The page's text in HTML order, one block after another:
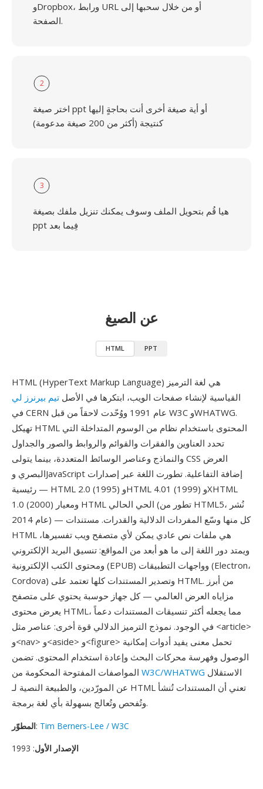
وDropbox، ورابط URL أو من خلال سحبها إلى
الصفحة.
2
اختر صيغة ppt أو أية صيغة أخرى أنت بحاجةٍ إليها
كنتيجة (أكثر من 200 صيغة مدعومة)
3
هيا قُم بتحويل الملف وسوف يمكنك تنزيل ملفك بصيغة
ppt فِيما بعد
عن الصيغ
HTML PPT
HTML (HyperText Markup Language) هي لغة الترميز
القياسية لإنشاء صفحات الويب، ابتكرها في الأصل تيم بيرنرز لي
في CERN عام 1991 ووُحّدت لاحقاً من قبل W3C وWHATWG.
تهيكل HTML المحتوى باستخدام نظام من الوسوم المتداخلة التي
تحدد العناوين والفقرات والقوائم والروابط والصور والجداول
والنماذج وعناصر الوسائط المتعددة، بينما يتولى CSS العرض
البصري وJavaScript إضافة التفاعلية. تطورت اللغة عبر إصدارات
رئيسية — HTML 2.0 (1995) وHTML 4.01 (1999) وXHTML
1.0 (2000) ومعيار HTML الحي الحالي (تطور من HTML5، نُشر
عام 2014) — كل منها وسّع المفردات الدلالية والقدرات. مستندات
HTML هي ملفات نص عادي يمكن لأي متصفح ويب تفسيرها،
ويمتد دور اللغة إلى ما هو أبعد من المواقع: تنسيق البريد الإلكتروني
ومحتوى الكتب الإلكترونية (EPUB) وواجهات التطبيقات (Electron،
Cordova) وتصدير المستندات كلها تعتمد على HTML. من أبرز
مزاياه العرض العالمي — كل جهاز حوسبة يحتوي على متصفح
يعرض محتوى HTML، مما يجعله أكثر تنسيقات المستندات دعماً
في الوجود. نموذج الترميز الدلالي قوة أخرى: عناصر مثل <article>
و<nav> و<aside> و<figure> تحمل معنى يفيد أدوات إمكانية
الوصول وفهرسة محركات البحث وإعادة استخدام المحتوى. تضمن
W3C/WHATWG
عن المورّدين، والطبيعة النصية لـ HTML تعني أن المستندات تُنشأ
وتُفحص وتُعالج بسهولة بأي لغة برمجة.
المطوّر: Tim Berners-Lee / W3C
الإصدار الأول: 1993